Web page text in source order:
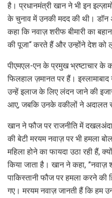
है। प्रधानमंत्री खान ने भी इन
के चुनाव में उनकी मदद की थी।
कहा कि नवाज़ शरीफ बीमारी का
की पूजा“ करते हैं और उन्होंने देश को
पीएमएल-एन के प्रमुख भ्रष्टाचार के
फिलहाल ज़मानत पर हैं।
उन्हें इलाज के लिए लंदन जाने की
आए, जबकि उनके वकीलों ने अदालत
खान ने फौज पर राजनीति में
की बेटी मरयम नवाज़ पर भी हमला
महिला होने का फायदा उठा रही हैं,
किया जाता है। खान ने कहा,
पाकिस्तानी फौज पर हमला करने की
गए। मरयम नवाज़ जानती हैं कि हम